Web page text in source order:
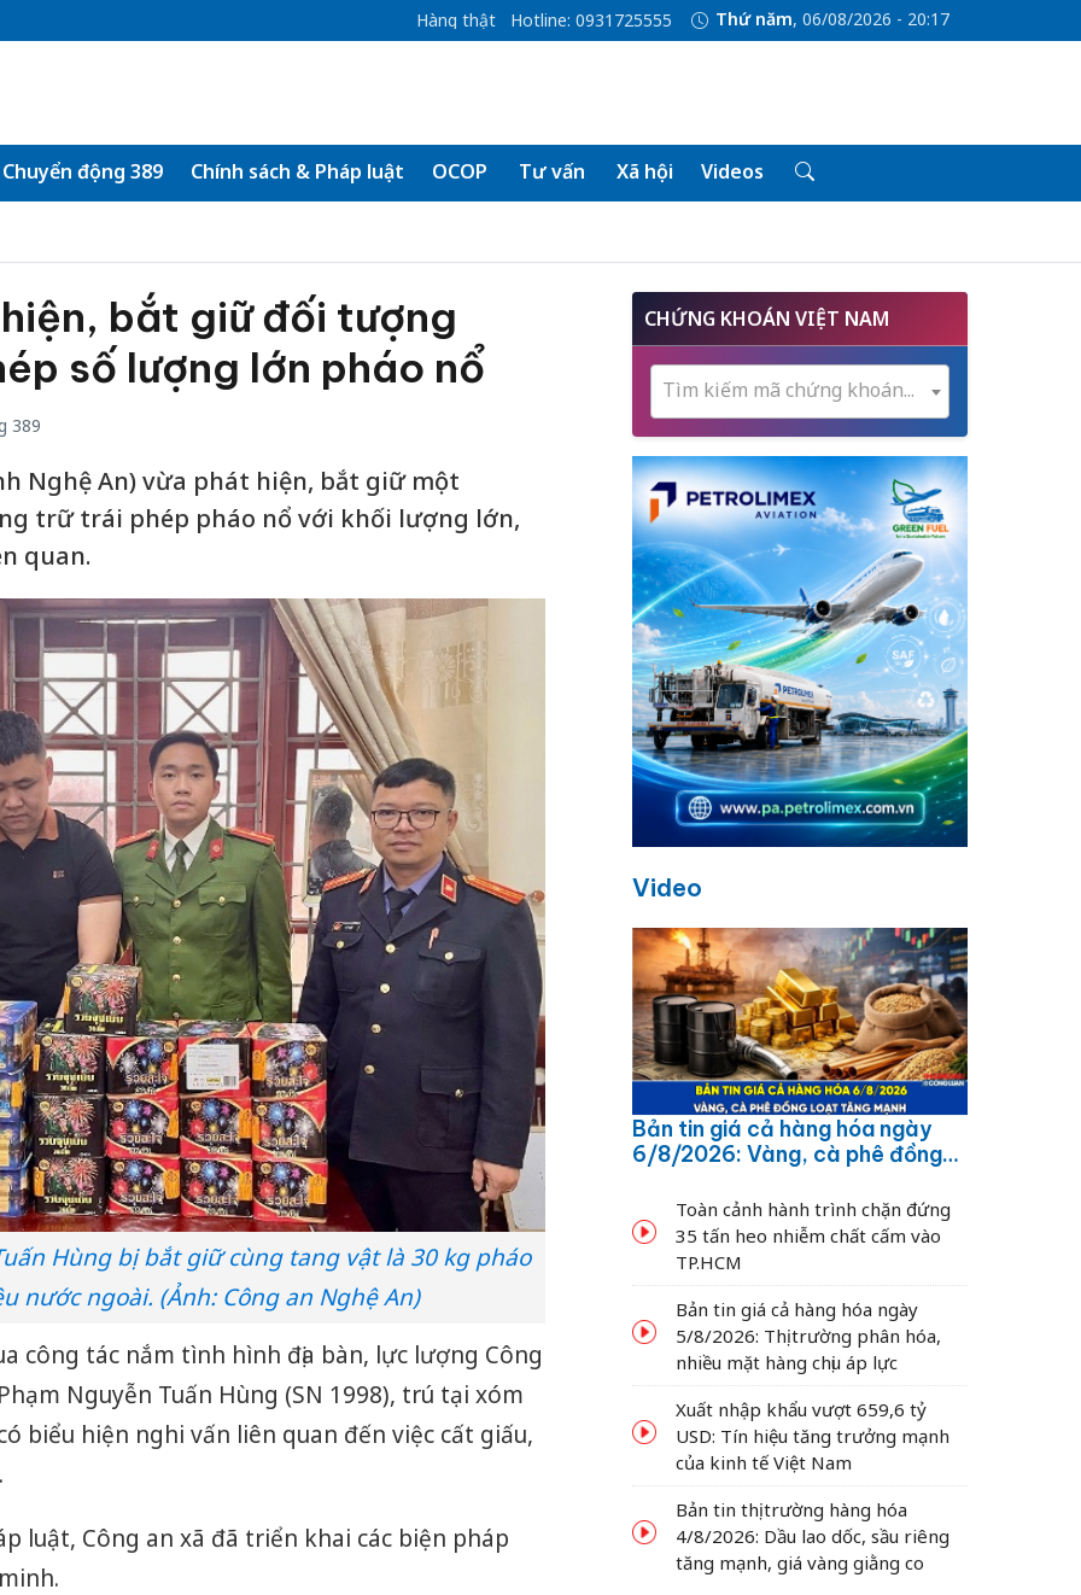
Hàng thật Hotline: 0931725555 Thứ năm, 06/08/2026 - 20:17
Chuyển động 389 Chính sách & Pháp luật OCOP Tư vấn Xã hội Videos
bắt giữ đối tượng
số lượng lớn pháo nổ
389
Nghệ An) vừa phát hiện, bắt giữ một
trữ trái phép pháo nổ với khối lượng lớn,
quan.
Hùng bị bắt giữ cùng tang vật là 30 kg pháo
nước ngoài. (Ảnh: Công an Nghệ An)
công tác nắm tình hình địa bàn, lực lượng Công
Nguyễn Tuấn Hùng (SN 1998), trú tại xóm
biểu hiện nghi vấn liên quan đến việc cất giấu,
luật, Công an xã đã triển khai các biện pháp
CHỨNG KHOÁN VIỆT NAM
Tìm kiếm mã chứng khoán...
Video
Bản tin giá cả hàng hóa ngày
6/8/2026: Vàng, cà phê đồng
Toàn cảnh hành trình chặn đứng
35 tấn heo nhiễm chất cấm vào
TP.HCM
Bản tin giá cả hàng hóa ngày
5/8/2026: Thị trường phân hóa,
nhiều mặt hàng chịu áp lực
Xuất nhập khẩu vượt 659,6 tỷ
USD: Tín hiệu tăng trưởng mạnh
của kinh tế Việt Nam
Bản tin thị trường hàng hóa
4/8/2026: Dầu lao dốc, sầu riêng
tăng mạnh, giá vàng giằng co